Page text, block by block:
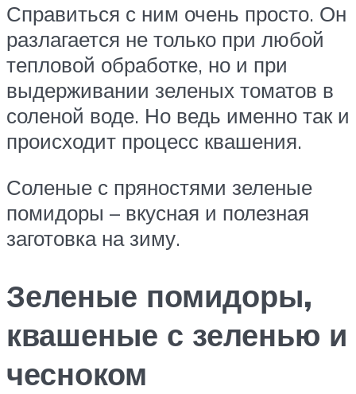
Справиться с ним очень просто. Он
разлагается не только при любой
тепловой обработке, но и при
выдерживании зеленых томатов в
соленой воде. Но ведь именно так и
происходит процесс квашения.
Соленые с пряностями зеленые
помидоры – вкусная и полезная
заготовка на зиму.
Зеленые помидоры,
квашеные с зеленью и
чесноком